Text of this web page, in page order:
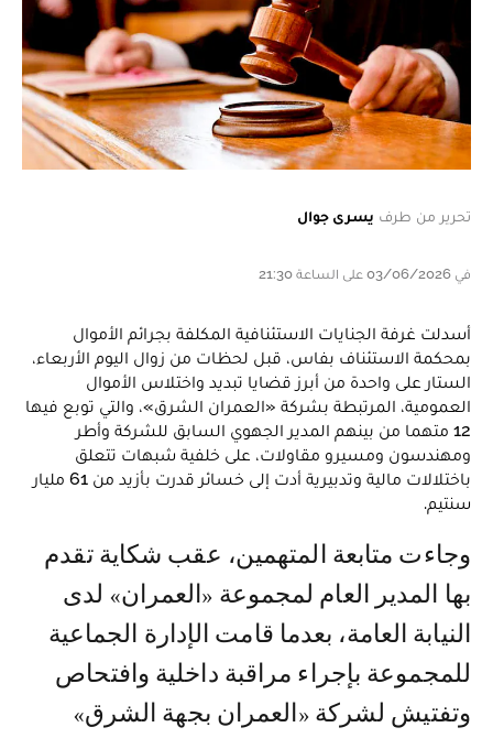
تحرير من طرف يسرى جوال
في 03/06/2026 على الساعة 21:30
أسدلت غرفة الجنايات الاستئنافية المكلفة بجرائم الأموال
بمحكمة الاستئناف بفاس، قبل لحظات من زوال اليوم الأربعاء،
الستار على واحدة من أبرز قضايا تبديد واختلاس الأموال
العمومية، المرتبطة بشركة «العمران الشرق»، والتي توبع فيها
12 متهما من بينهم المدير الجهوي السابق للشركة وأطر
ومهندسون ومسيرو مقاولات، على خلفية شبهات تتعلق
باختلالات مالية وتدبيرية أدت إلى خسائر قدرت بأزيد من 61 مليار
سنتيم.
وجاءت متابعة المتهمين، عقب شكاية تقدم
بها المدير العام لمجموعة «العمران» لدى
النيابة العامة، بعدما قامت الإدارة الجماعية
للمجموعة بإجراء مراقبة داخلية وافتحاص
وتفتيش لشركة «العمران بجهة الشرق»